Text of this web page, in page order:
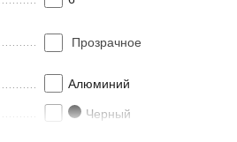
Прозрачное
Алюминий
Черный